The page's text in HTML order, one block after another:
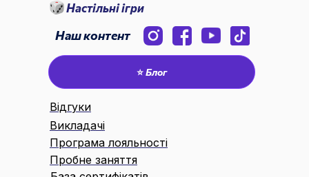
Настільні ігри
Наш контент
⭐ Блог
Відгуки
Викладачі
Пробне заняття
Програма лояльності